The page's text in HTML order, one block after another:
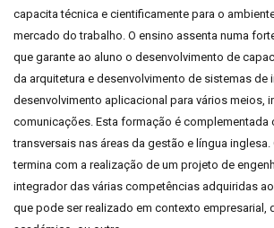
capacita técnica e cientificamente para o
mercado do trabalho. O ensino assenta numa
que garante ao aluno o desenvolvimento de
da arquitetura e desenvolvimento de sistemas de
desenvolvimento aplicacional para vários meios,
comunicações. Esta formação é complementada
transversais nas áreas da gestão e língua
termina com a realização de um projeto de
integrador das várias competências adquiridas
que pode ser realizado em contexto empresarial,